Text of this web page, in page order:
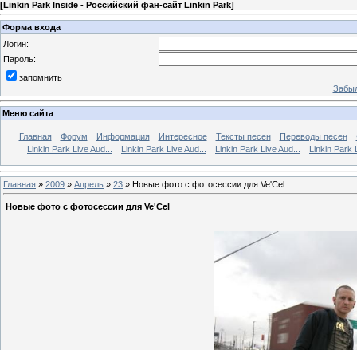
[Linkin Park Inside - Российский фан-сайт Linkin Park]
Форма входа
Логин:
Пароль:
запомнить
Меню сайта
Главная Форум Информация Интересное Тексты песен Переводы песен
Linkin Park Live Aud...
Linkin Park Live Aud... Linkin Park Live Aud... Linkin Park
Главная » 2009 » Апрель » 23 » Новые фото с фотосессии для Ve'Cel
Новые фото с фотосессии для Ve'Cel